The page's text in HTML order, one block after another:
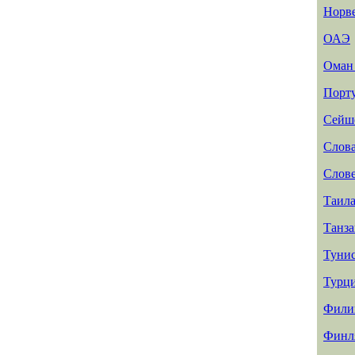
ОАЭ